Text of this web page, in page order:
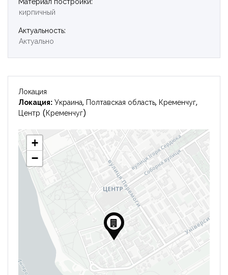
кирпичный
Актуальность:
Актуально
Локация
Локация: Украина, Полтавская область, Кременчуг,
Центр (Кременчуг)
+
−
Запомнить